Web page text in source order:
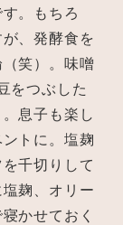
。もちろ
、発酵食を
笑）。味噌
をつぶした
息子も楽し
トに。塩麹
千切りして
麹、オリー
かせておく